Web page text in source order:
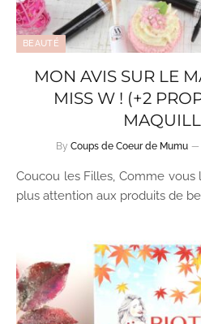
BEAUTÉ
MON AVIS SUR LE
MISS W ! (+2
By Coups de Coeur de Mumu
Coucou les Filles, Comme vous
plus attention aux produits de